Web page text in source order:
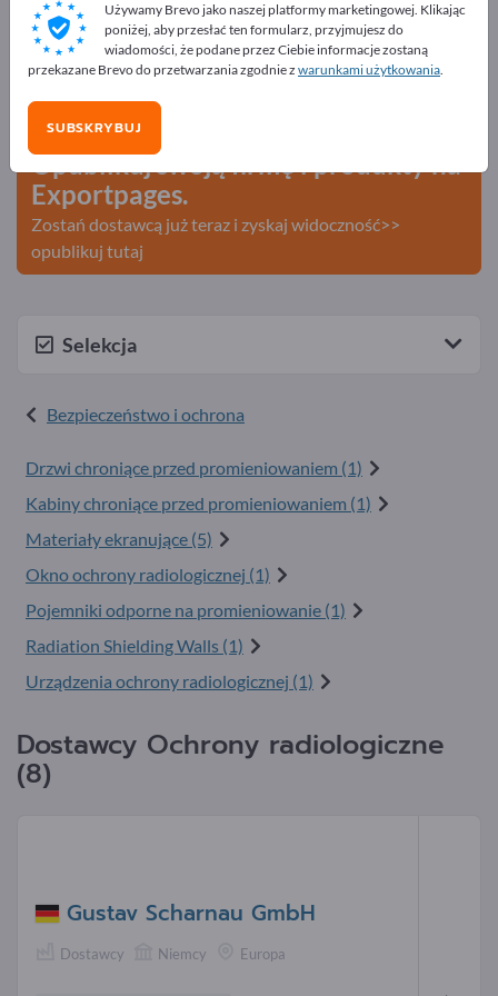
Reklamuj się bezpłatnie w serwisie
Exportpages!
Szukaj – Oferty – Towary używane – Kontakty biznesowe
>> zacznij tutaj
Opublikuj swoją firmę i produkty na
Exportpages.
Zostań dostawcą już teraz i zyskaj widoczność>>
opublikuj tutaj
Selekcja
Bezpieczeństwo i ochrona
Drzwi chroniące przed promieniowaniem (1)
Kabiny chroniące przed promieniowaniem (1)
Materiały ekranujące (5)
Okno ochrony radiologicznej (1)
Pojemniki odporne na promieniowanie (1)
Radiation Shielding Walls (1)
Urządzenia ochrony radiologicznej (1)
Dostawcy Ochrony radiologiczne
(8)
Gustav Scharnau GmbH
Dostawcy Niemcy Europa
Używamy Brevo jako naszej platformy marketingowej. Klikając
poniżej, aby przesłać ten formularz, przyjmujesz do
wiadomości, że podane przez Ciebie informacje zostaną
przekazane Brevo do przetwarzania zgodnie z warunkami użytkowania.
SUBSKRYBUJ